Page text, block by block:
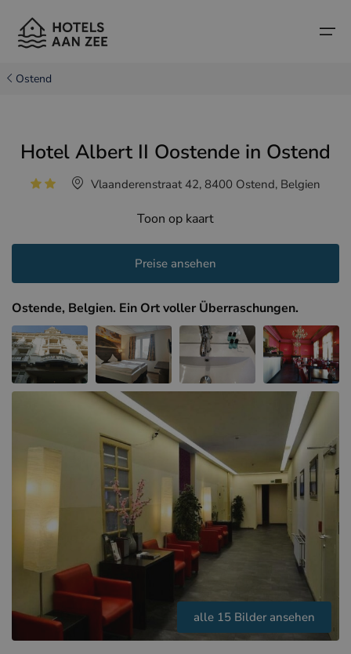
Beliebte Küstenstädte
Beliebte Küstenstädte
Hotels in Cadzand (NL)
Hotels in Knokke (BE)
Hotels in Brügge (BE)
Hotels in Middelkerke (BE)
Hotels in Sluis (NL)
Hotels in Renesse (NL)
Hotels in Dünkirchen (FR)
Länder
Länder
belgische Küste
niederländische Küste
Nordfranzösische Küste
Reisetipps und Fakten
Ostend
Hotel Albert II Oostende in Ostend
Vlaanderenstraat 42, 8400 Ostend, Belgien
Toon op kaart
Preise ansehen
Ostende, Belgien. Ein Ort voller Überraschungen.
alle 15 Bilder ansehen